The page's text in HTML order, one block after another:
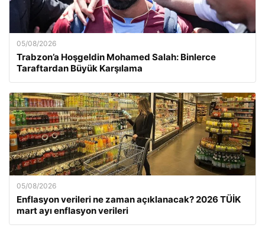
05/08/2026
Trabzon’a Hoşgeldin Mohamed Salah: Binlerce
Taraftardan Büyük Karşılama
05/08/2026
Enflasyon verileri ne zaman açıklanacak? 2026 TÜİK
mart ayı enflasyon verileri